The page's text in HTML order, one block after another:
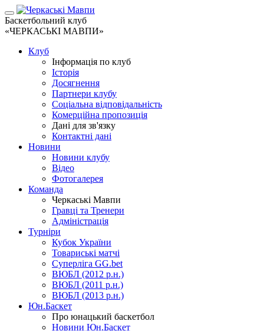
Баскетбольний клуб
«ЧЕРКАСЬКІ МАВПИ»
Клуб
Інформація по клуб
Історія
Досягнення
Партнери клубу
Соціальна відповідальність
Комерційна пропозиція
Дані для зв'язку
Контактні дані
Новини
Новини клубу
Відео
Фотогалерея
Команда
Черкаські Мавпи
Гравці та Тренери
Адміністрація
Турніри
Кубок України
Товариські матчі
Суперліга GG.bet
ВЮБЛ (2012 р.н.)
ВЮБЛ (2011 р.н.)
ВЮБЛ (2013 р.н.)
Юн.Баскет
Про юнацький баскетбол
Новини Юн.Баскет